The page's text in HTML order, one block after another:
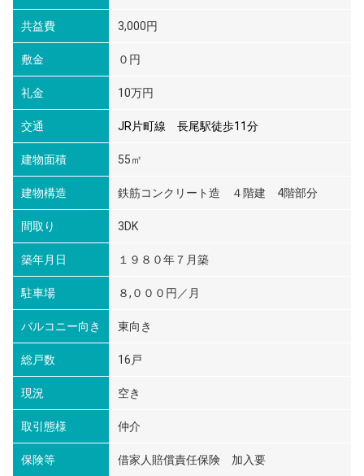
共益費 3,000円
敷金 ０円
礼金 10万円
交通 JR片町線 長尾駅徒歩11分
建物面積 55㎡
建物構造 鉄筋コンクリート造 ４階建 4階部分
間取り 3DK
築年月日 １９８０年７月築
駐車場 ８,０００円／月
バルコニー向き 東向き
総戸数 16戸
現況 空き
取引態様 仲介
保険等 借家人賠償責任保険 加入要